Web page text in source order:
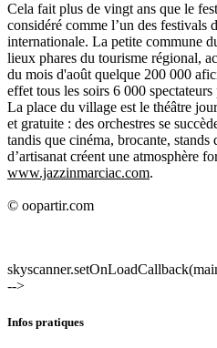
Cela fait plus de vingt ans que le
considéré comme l’un des festivals
internationale. La petite commune
lieux phares du tourisme régional,
du mois d'août quelque 200 000
effet tous les soirs 6 000
La place du village est le théâtre
et gratuite : des orchestres se
tandis que cinéma, brocante, stands
d’artisanat créent une atmosphère
www.jazzinmarciac.com.
© oopartir.com
-->
Infos pratiques